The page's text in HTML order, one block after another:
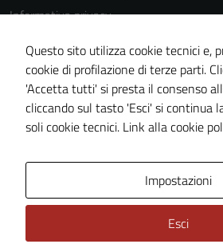
Informativa privacy
Note legali
Dichiarazione di accessibilità
Piano di miglioramento del sito
Questo sito utilizza cookie tecnici e,
cookie di profilazione di terze parti.
'Accetta tutti' si presta il consenso
cliccando sul tasto 'Esci' si continua
soli cookie tecnici. Link alla cookie
Impostazioni
Esci